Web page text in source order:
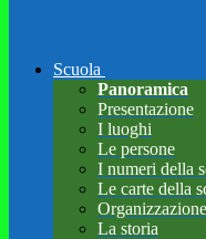
Scuola
Panoramica
Presentazione
I luoghi
Le persone
I numeri della
Le carte della
Organizzazione
La storia